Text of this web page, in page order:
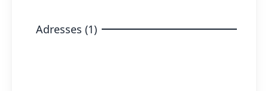
Adresses (1)